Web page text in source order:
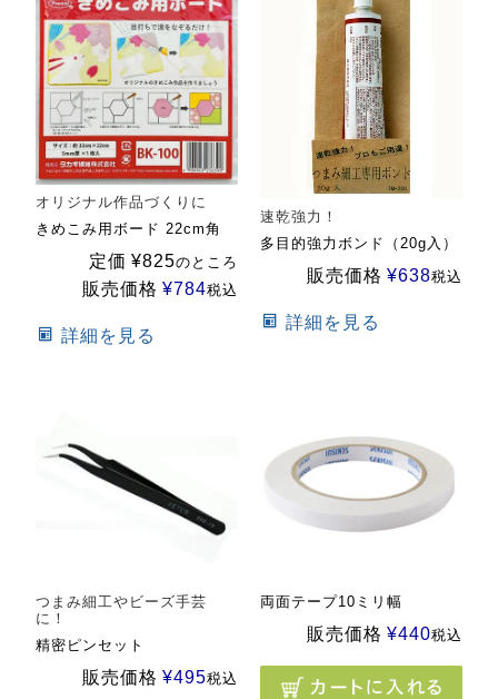
オリジナル作品づくりに
きめこみ用ボード 22cm角
定価 ¥825のところ
販売価格 ¥784税込
詳細を見る
速乾強力！
多目的強力ボンド（20g入）
販売価格 ¥638税込
詳細を見る
つまみ細工やビーズ手芸
に！
精密ピンセット
販売価格 ¥495税込
両面テープ10ミリ幅
販売価格 ¥440税込